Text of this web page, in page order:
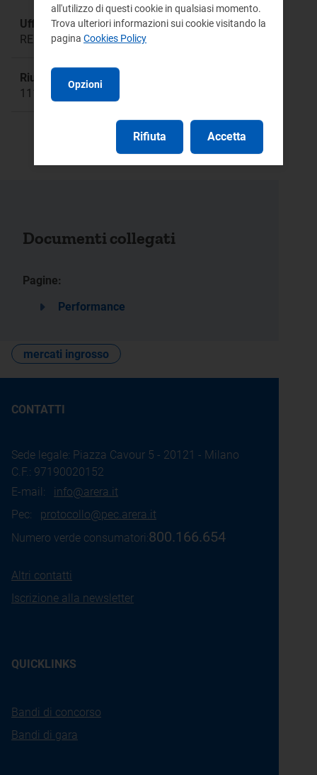
Ufficio responsabile:
REU Ufficio Speciale Regolazione Euro-Unitaria
Riunione:
1114
Documenti collegati
Pagine:
Performance
mercati ingrosso
CONTATTI
Sede legale: Piazza Cavour 5 - 20121 - Milano
C.F.: 97190020152
E-mail: info@arera.it
Pec: protocollo@pec.arera.it
Numero verde consumatori:800.166.654
Altri contatti
Iscrizione alla newsletter
QUICKLINKS
Bandi di concorso
Bandi di gara
all'utilizzo di questi cookie in qualsiasi momento.
Trova ulteriori informazioni sui cookie visitando la
pagina Cookies Policy
Opzioni
Rifiuta Accetta